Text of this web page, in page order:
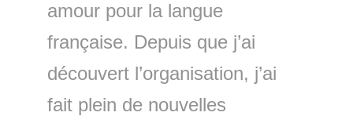
amour pour la langue
française. Depuis que j’ai
découvert l’organisation, j’ai
fait plein de nouvelles